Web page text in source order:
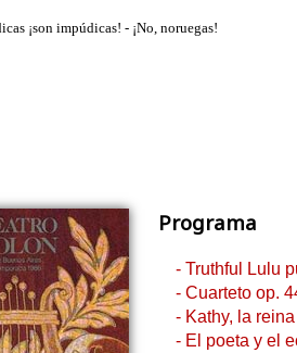
Programa
- Truthful Lulu
- Cuarteto op.
- Kathy, la
- El poeta y el